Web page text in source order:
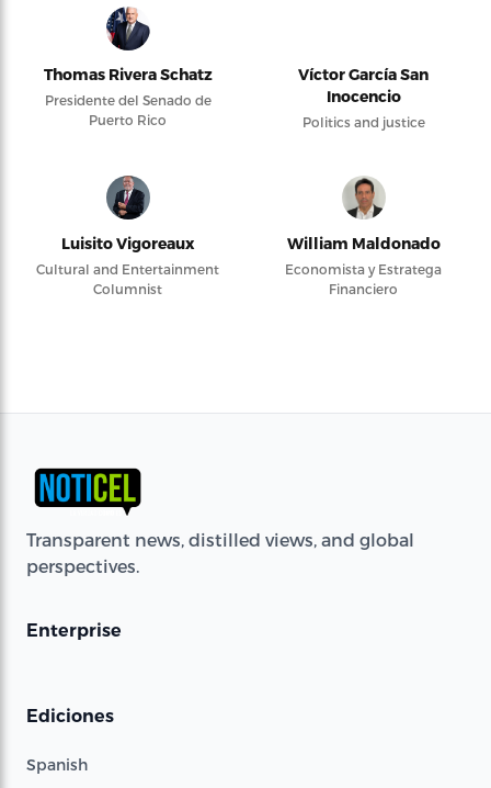
Thomas Rivera Schatz
Presidente del Senado de
Puerto Rico
Víctor García San
Inocencio
Politics and justice
Luisito Vigoreaux
Cultural and Entertainment
Columnist
William Maldonado
Economista y Estratega
Financiero
Transparent news, distilled views, and global
perspectives.
Enterprise
Ediciones
Spanish